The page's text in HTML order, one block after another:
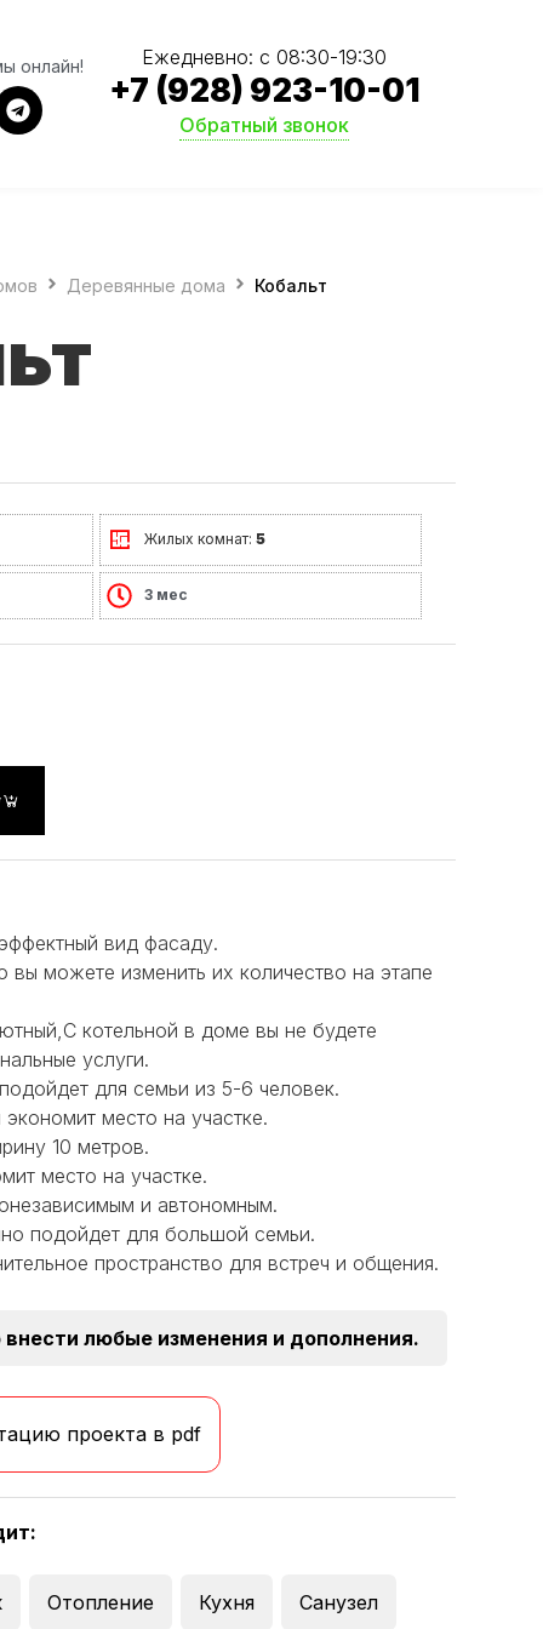
онлайн! Ежедневно: с 08:30-19:30
+7 (928) 923-10-01
Обратный звонок
Деревянные дома Кобальт
Жилых комнат:5
3 мес
вид фасаду.
вы можете изменить их количество на этапе
котельной в доме вы не будете
услуги.
для семьи из 5-6 человек.
место на участке.
10 метров.
место на участке.
и автономным.
подойдет для большой семьи.
пространство для встреч и общения.
любые изменения и дополнения.
проекта в pdf
Отопление Кухня Санузел